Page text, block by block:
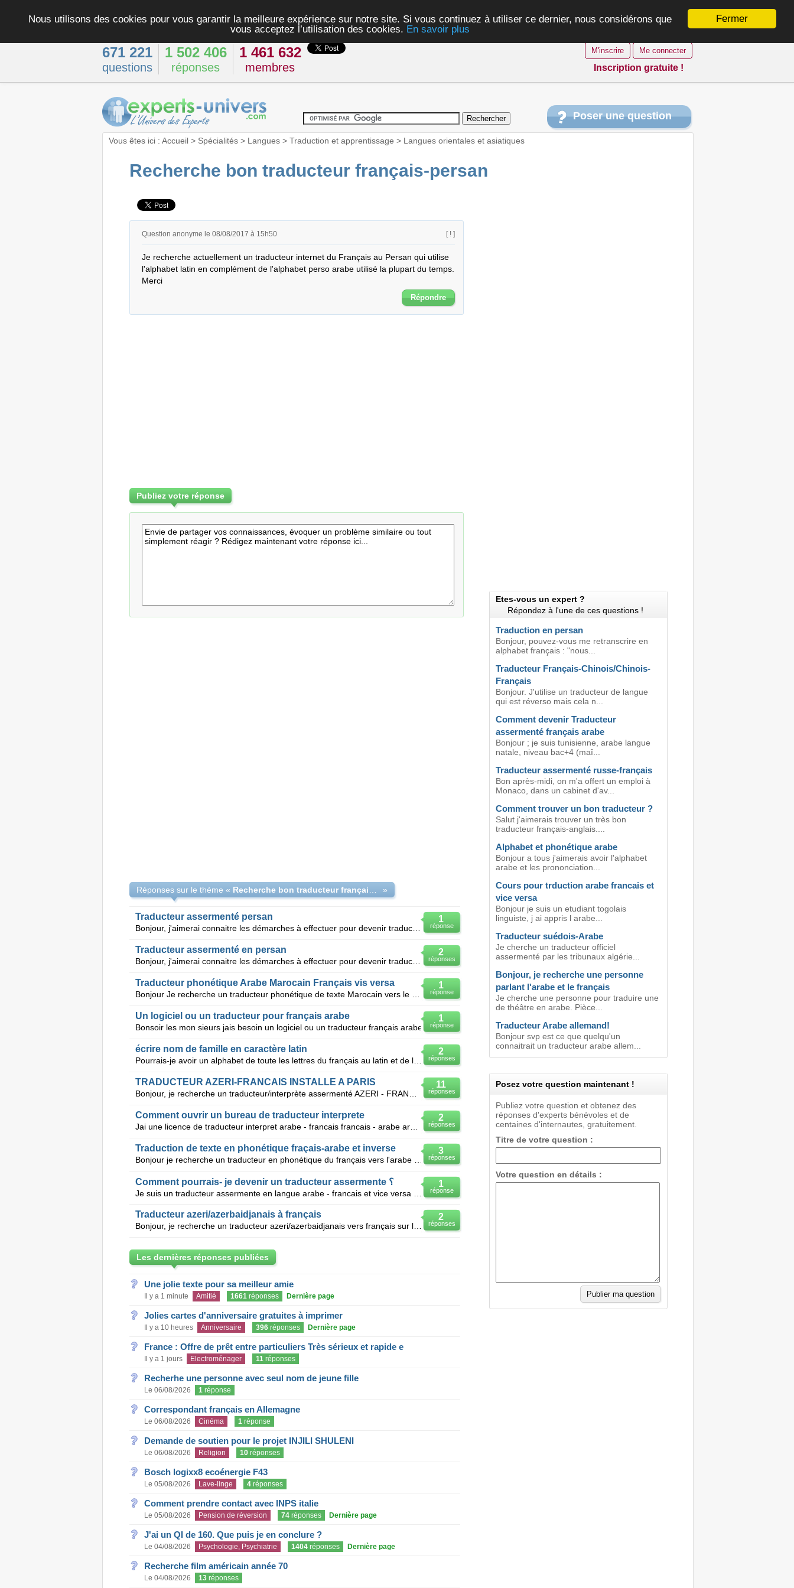
Fermer
Nous utilisons des cookies pour vous garantir la meilleure expérience sur notre site. Si vous continuez à utiliser ce dernier, nous considérons que
vous acceptez l’utilisation des cookies. En savoir plus
671 221
questions
1 502 406
réponses
1 461 632
membres
M'inscrire Me connecter
Inscription gratuite !
Poser une question
Vous êtes ici : Accueil> Spécialités> Langues> Traduction et apprentissage > Langues orientales et asiatiques
Recherche bon traducteur français-persan
Question anonyme le 08/08/2017 à 15h50 [ ! ]
Je recherche actuellement un traducteur internet du Français au Persan qui utilise
l'alphabet latin en complément de l'alphabet perso arabe utilisé la plupart du temps.
Merci
Répondre
Publiez votre réponse
Réponses sur le thème « »
1
réponse
Traducteur assermenté persan
Bonjour, j'aimerai connaitre les démarches à effectuer pour devenir traducteur assermenté (frança
2
réponses
Traducteur assermenté en persan
Bonjour, j'aimerai connaitre les démarches à effectuer pour devenir traducteur assermenté (frança
1
réponse
Traducteur phonétique Arabe Marocain Français vis versa
1
réponse
Un logiciel ou un traducteur pour français arabe
Bonsoir les mon sieurs jais besoin un logiciel ou un traducteur français arabe
2
réponses
écrire nom de famille en caractère latin
Pourrais-je avoir un alphabet de toute les lettres du français au latin et de l'arabe au latin
11
réponses
TRADUCTEUR AZERI-FRANCAIS INSTALLE A PARIS
2
réponses
Comment ouvrir un bureau de traducteur interprete
Jai une licence de traducteur interpret arabe - francais francais - arabe arabe - anglais an
3
réponses
Traduction de texte en phonétique fraçais-arabe et inverse
1
réponse
Comment pourrais- je devenir un traducteur assermente ؟
2
réponses
Traducteur azeri/azerbaidjanais à français
Bonjour, je recherche un traducteur azeri/azerbaidjanais vers français sur les coins de rennes en br
Les dernières réponses publiées
Une jolie texte pour sa meilleur amie
Il y a 1 minute Amitié 1661réponses Dernière page
Jolies cartes d'anniversaire gratuites à imprimer
Il y a 10 heures Anniversaire 396réponses Dernière page
France : Offre de prêt entre particuliers Très sérieux et rapide e
Il y a 1 jours Electroménager 11réponses
Recherhe une personne avec seul nom de jeune fille
Le 06/08/2026 1réponse
Correspondant français en Allemagne
Le 06/08/2026 Cinéma 1réponse
Demande de soutien pour le projet INJILI SHULENI
Le 06/08/2026 Religion 10réponses
Bosch logixx8 ecoénergie F43
Le 05/08/2026 Lave-linge 4réponses
Comment prendre contact avec INPS italie
Le 05/08/2026 Pension de réversion 74réponses Dernière page
J'ai un QI de 160. Que puis je en conclure ?
Le 04/08/2026 Psychologie, Psychiatrie 1404réponses Dernière page
Recherche film américain année 70
Le 04/08/2026 13réponses
Etes-vous un expert ?
Répondez à l'une de ces questions !
Traduction en persan
Bonjour, pouvez-vous me retranscrire en
alphabet français : "nous...
Traducteur Français-Chinois/Chinois-
Français
Bonjour. J'utilise un traducteur de langue
qui est réverso mais cela n...
Comment devenir Traducteur
assermenté français arabe
Bonjour ; je suis tunisienne, arabe langue
natale, niveau bac+4 (maî...
Traducteur assermenté russe-français
Bon après-midi, on m'a offert un emploi à
Monaco, dans un cabinet d'av...
Comment trouver un bon traducteur ?
Salut j'aimerais trouver un très bon
traducteur français-anglais....
Alphabet et phonétique arabe
Bonjour a tous j'aimerais avoir l'alphabet
arabe et les prononciation...
Cours pour trduction arabe francais et
vice versa
Bonjour je suis un etudiant togolais
linguiste, j ai appris l arabe...
Traducteur suédois-Arabe
Je cherche un traducteur officiel
assermenté par les tribunaux algérie...
Bonjour, je recherche une personne
parlant l'arabe et le français
Je cherche une personne pour traduire une
de théâtre en arabe. Pièce...
Traducteur Arabe allemand!
Bonjour svp est ce que quelqu'un
connaitrait un traducteur arabe allem...
Posez votre question maintenant !
Publiez votre question et obtenez des
réponses d'experts bénévoles et de
centaines d'internautes, gratuitement.
Titre de votre question :
Votre question en détails :